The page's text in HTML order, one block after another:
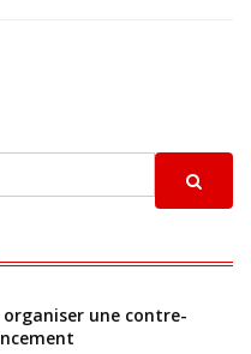
organiser une contre-